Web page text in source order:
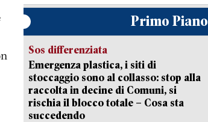
Primo Piano
Sos differenziata
Emergenza plastica, i siti di
stoccaggio sono al collasso: stop alla
raccolta in decine di Comuni, si
rischia il blocco totale – Cosa sta
succedendo